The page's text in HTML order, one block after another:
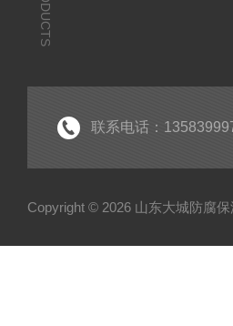
联系电话：
Copyright © 2026 山东大城防腐